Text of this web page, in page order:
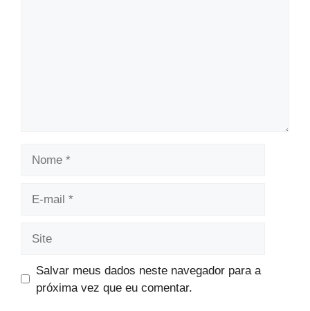
Salvar meus dados neste navegador para a
próxima vez que eu comentar.